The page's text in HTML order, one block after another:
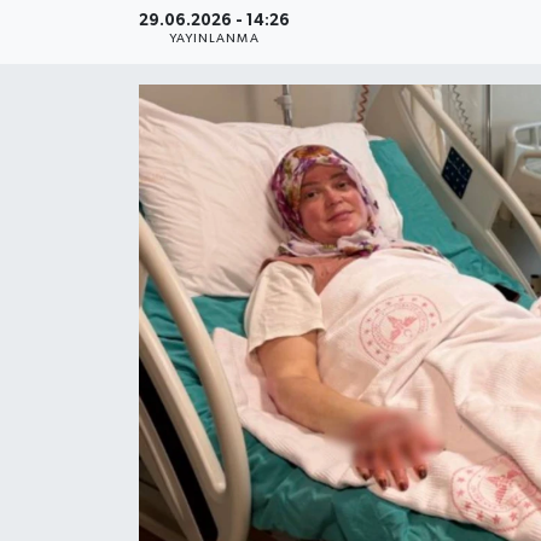
29.06.2026 - 14:26
YAYINLANMA